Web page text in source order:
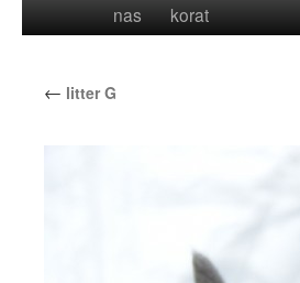
nas
korat
← litter G